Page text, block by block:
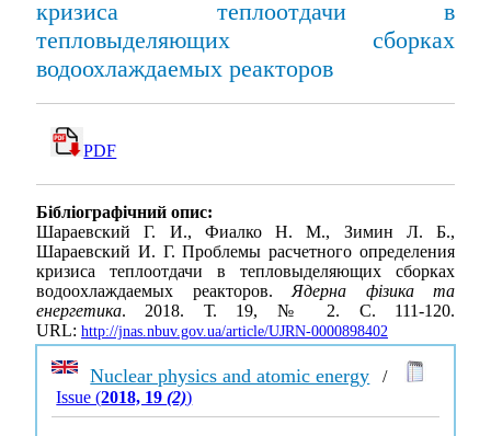
кризиса теплоотдачи в
тепловыделяющих сборках
водоохлаждаемых реакторов
PDF
Бібліографічний опис:
Шараевский Г. И., Фиалко Н. М., Зимин Л. Б.,
Шараевский И. Г. Проблемы расчетного определения
кризиса теплоотдачи в тепловыделяющих сборках
водоохлаждаемых реакторов. Ядерна фізика та
енергетика. 2018. Т. 19, № 2. С. 111-120.
URL: http://jnas.nbuv.gov.ua/article/UJRN-0000898402
Nuclear physics and atomic energy /
Issue (2018, 19(2))